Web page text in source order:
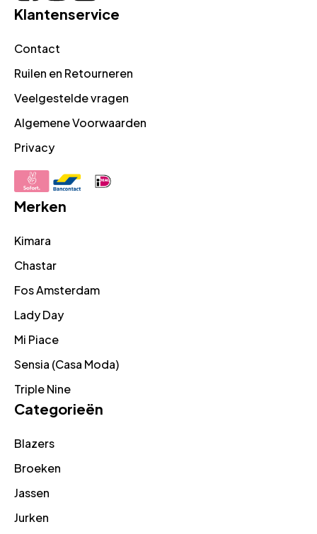
Klantenservice
Contact
Ruilen en Retourneren
Veelgestelde vragen
Algemene Voorwaarden
Privacy
Merken
Kimara
Chastar
Fos Amsterdam
Lady Day
Mi Piace
Sensia (Casa Moda)
Triple Nine
Categorieën
Blazers
Broeken
Jassen
Jurken